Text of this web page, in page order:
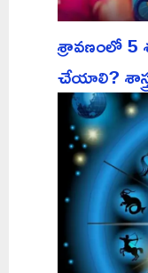
శ్రావణంలో 5
చేయాలి?